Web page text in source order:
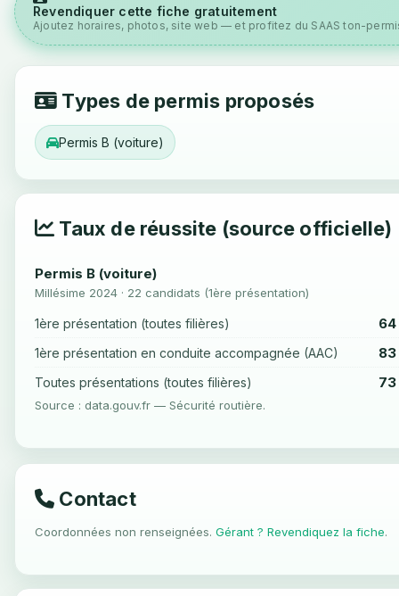
Revendiquer cette fiche gratuitement
Ajoutez horaires, photos, site web — et profitez du SAAS ton-
Types de permis proposés
Permis B (voiture)
Taux de réussite (source officielle)
Permis B (voiture)
Millésime 2024 · 22 candidats (1ère présentation)
1ère présentation (toutes filières) 64
1ère présentation en conduite accompagnée (AAC) 83
Toutes présentations (toutes filières) 73
Source : data.gouv.fr — Sécurité routière.
Contact
Coordonnées non renseignées. Gérant ? Revendiquez la fiche.